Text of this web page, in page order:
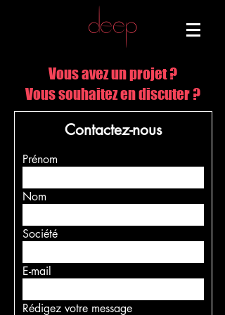
DEEP
Vous avez un projet ?
Vous souhaitez en discuter ?
Contactez-nous
Prénom
Nom
Société
E-mail
Rédigez votre message